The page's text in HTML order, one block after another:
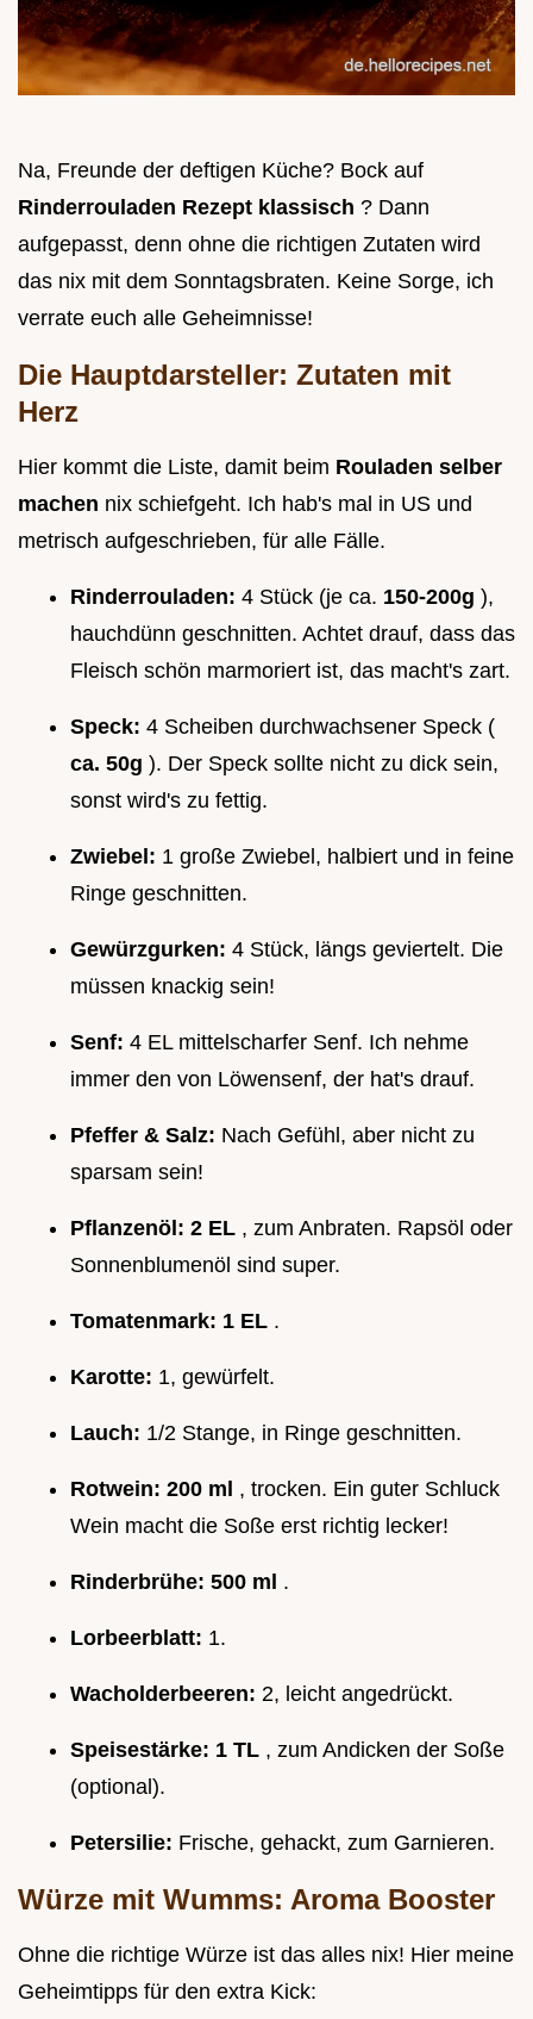
Na, Freunde der deftigen Küche? Bock auf
Rinderrouladen Rezept klassisch ? Dann
aufgepasst, denn ohne die richtigen Zutaten wird
das nix mit dem Sonntagsbraten. Keine Sorge, ich
verrate euch alle Geheimnisse!
Die Hauptdarsteller: Zutaten mit
Herz
Hier kommt die Liste, damit beim Rouladen selber
machen nix schiefgeht. Ich hab's mal in US und
metrisch aufgeschrieben, für alle Fälle.
Rinderrouladen: 4 Stück (je ca. 150-200g ),
hauchdünn geschnitten. Achtet drauf, dass das
Fleisch schön marmoriert ist, das macht's zart.
Speck: 4 Scheiben durchwachsener Speck (
ca. 50g ). Der Speck sollte nicht zu dick sein,
sonst wird's zu fettig.
Zwiebel: 1 große Zwiebel, halbiert und in feine
Ringe geschnitten.
Gewürzgurken: 4 Stück, längs geviertelt. Die
müssen knackig sein!
Senf: 4 EL mittelscharfer Senf. Ich nehme
immer den von Löwensenf, der hat's drauf.
Pfeffer & Salz: Nach Gefühl, aber nicht zu
sparsam sein!
Pflanzenöl: 2 EL , zum Anbraten. Rapsöl oder
Sonnenblumenöl sind super.
Tomatenmark: 1 EL .
Karotte: 1, gewürfelt.
Lauch: 1/2 Stange, in Ringe geschnitten.
Rotwein: 200 ml , trocken. Ein guter Schluck
Wein macht die Soße erst richtig lecker!
Rinderbrühe: 500 ml .
Lorbeerblatt: 1.
Wacholderbeeren: 2, leicht angedrückt.
Speisestärke: 1 TL , zum Andicken der Soße
(optional).
Petersilie: Frische, gehackt, zum Garnieren.
Würze mit Wumms: Aroma Booster
Ohne die richtige Würze ist das alles nix! Hier meine
Geheimtipps für den extra Kick: